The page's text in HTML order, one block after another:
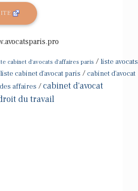
cabinet d'avocats d'affaires paris / liste avocats
liste cabinet d'avocat paris / cabinet d'avocat
affaires /cabinet d'avocat
du travail